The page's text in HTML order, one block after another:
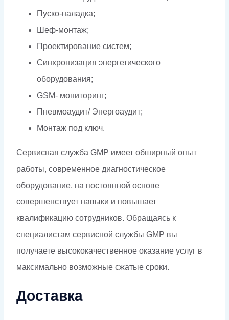
Пуско-наладка;
Шеф-монтаж;
Проектирование систем;
Синхронизация энергетического
оборудования;
GSM- мониторинг;
Пневмоаудит/ Энергоаудит;
Монтаж под ключ.
Сервисная служба GMP имеет обширный опыт
работы, современное диагностическое
оборудование, на постоянной основе
совершенствует навыки и повышает
квалификацию сотрудников. Обращаясь к
специалистам сервисной службы GMP вы
получаете высококачественное оказание услуг в
максимально возможные сжатые сроки.
Доставка